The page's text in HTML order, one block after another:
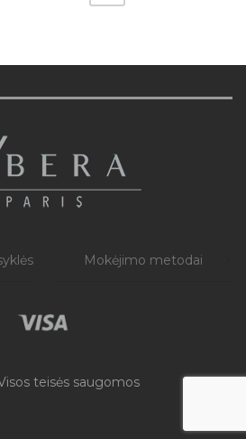
Mokėjimo metodai
teisės saugomos